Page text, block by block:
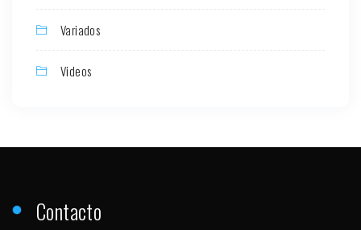
Variados
Videos
Contacto